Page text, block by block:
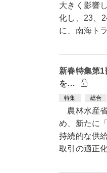
大きく影響
化し、23、
に、南海ト
新春特集第
を…
特集 総合
農林水産省
め、新たに
持続的な供
取引の適正